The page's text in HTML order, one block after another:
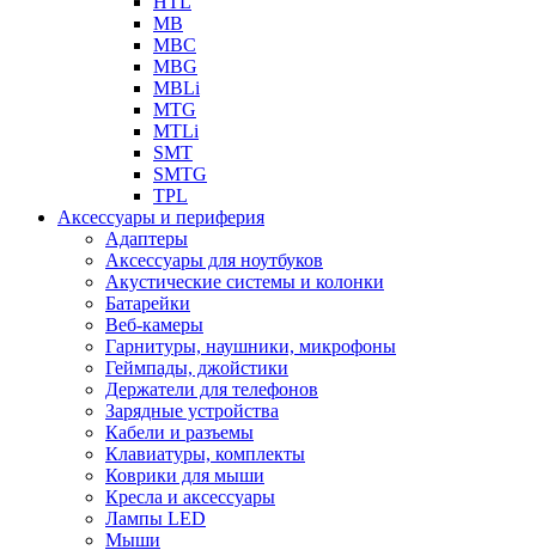
MB
MBC
MBG
MBLi
MTG
MTLi
SMT
SMTG
TPL
Аксессуары и периферия
Адаптеры
Аксессуары для ноутбуков
Акустические системы и колонки
Батарейки
Веб-камеры
Гарнитуры, наушники, микрофоны
Геймпады, джойстики
Держатели для телефонов
Зарядные устройства
Кабели и разъемы
Клавиатуры, комплекты
Коврики для мыши
Кресла и аксессуары
Лампы LED
Мыши